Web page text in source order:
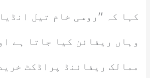
کہا کہ ’’روسی خام تیل
وہاں ریفائن کیا جاتا ہے
ممالک ریفائنڈ پراڈکٹ